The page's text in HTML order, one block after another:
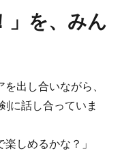
」を、みん
出し合いながら、
に話し合っていま
しめるかな？」